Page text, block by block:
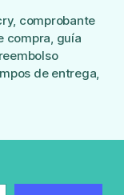
, comprobante
compra, guía
reembolso
de entrega,